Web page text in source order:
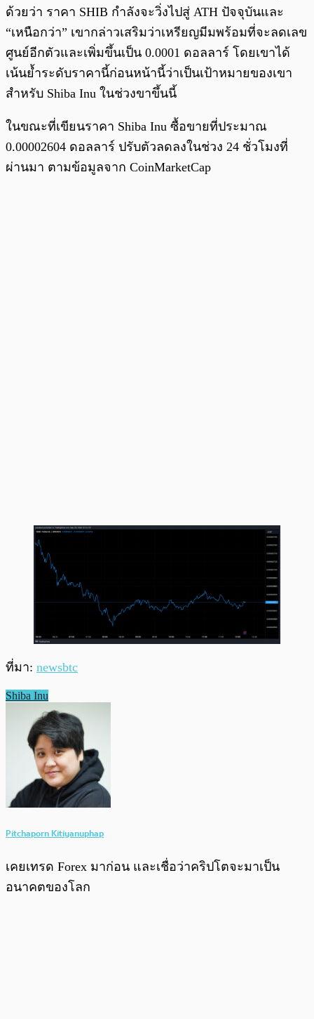
ด้วยว่า ราคา SHIB กำลังจะวิ่งไปสู่ ATH ปัจจุบันและ
“เหนือกว่า” เขากล่าวเสริมว่าเหรียญมีมพร้อมที่จะลดเลข
ศูนย์อีกตัวและเพิ่มขึ้นเป็น 0.0001 ดอลลาร์ โดยเขาได้
เน้นย้ำระดับราคานี้ก่อนหน้านี้ว่าเป็นเป้าหมายของเขา
สำหรับ Shiba Inu ในช่วงขาขึ้นนี้
ในขณะที่เขียนราคา Shiba Inu ซื้อขายที่ประมาณ
0.00002604 ดอลลาร์ ปรับตัวลดลงในช่วง 24 ชั่วโมงที่
ผ่านมา ตามข้อมูลจาก CoinMarketCap
ที่มา: newsbtc
Shiba Inu
Pitchaporn Kitiyanuphap
เคยเทรด Forex มาก่อน และเชื่อว่าคริปโตจะมาเป็น
อนาคตของโลก